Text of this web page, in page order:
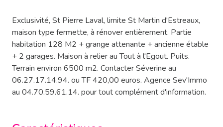
Exclusivité, St Pierre Laval, limite St Martin d'Estreaux,
maison type fermette, à rénover entièrement. Partie
habitation 128 M2 + grange attenante + ancienne étable
+ 2 garages. Maison à relier au Tout à l'Egout. Puits.
Terrain environ 6500 m2. Contacter Séverine au
06.27.17.14.94. ou TF 420,00 euros. Agence Sev'Immo
au 04.70.59.61.14. pour tout complément d'information.